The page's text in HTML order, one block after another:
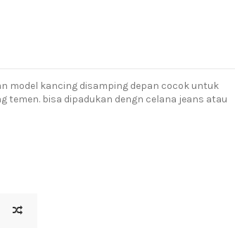
model kancing disamping depan cocok untuk
temen. bisa dipadukan dengn celana jeans atau